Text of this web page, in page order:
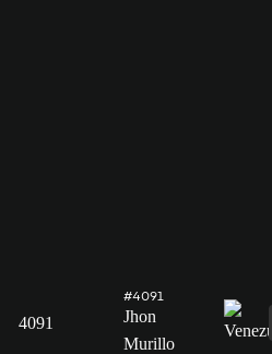
4091
#4091
Jhon
Murillo